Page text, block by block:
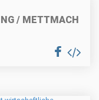
/ METTMACH